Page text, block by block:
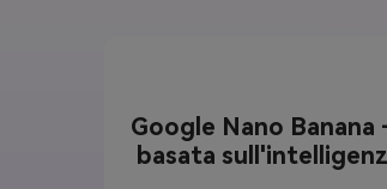
Google Nano Banana
basata